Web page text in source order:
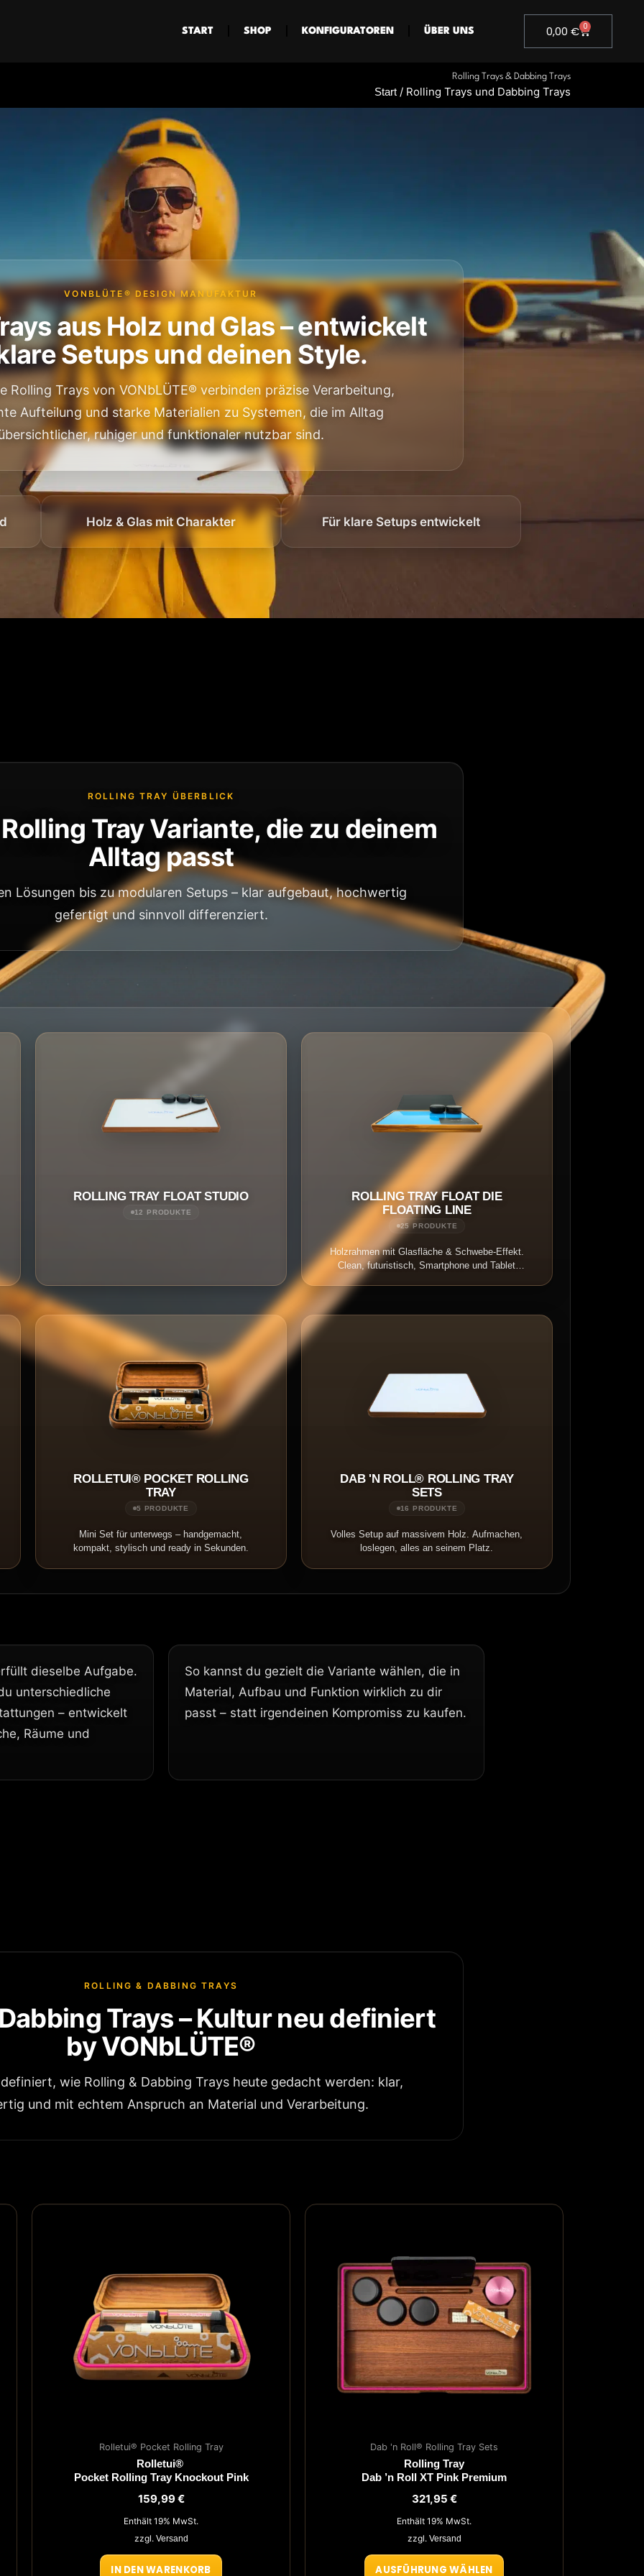
START SHOP KONFIGURATOREN ÜBER UNS 0,00€ 0
Warenkorb
Rolling Trays & Dabbing Trays
Start / Rolling Trays und Dabbing Trays
VONBLÜTE® DESIGN MANUFAKTUR
aus Holz und Glas – entwickelt
Setups und deinen Style.
Rolling Trays von VONbLÜTE® verbinden präzise Verarbeitung,
Aufteilung und starke Materialien zu Systemen, die im Alltag
ruhiger und funktionaler nutzbar sind.
Holz & Glas mit Charakter Für klare Setups entwickelt
ROLLING TRAY ÜBERBLICK
Tray Variante, die zu deinem
Alltag passt
Lösungen bis zu modularen Setups – klar aufgebaut, hochwertig
gefertigt und sinnvoll differenziert.
ROLLING TRAY FLOAT STUDIO
12 PRODUKTE
ROLLING TRAY FLOAT DIE
FLOATING LINE
25 PRODUKTE
Holzrahmen mit Glasfläche & Schwebe-Effekt.
Clean, futuristisch, Smartphone und Tablet
ROLLETUI® POCKET ROLLING
TRAY
5 PRODUKTE
Mini Set für unterwegs – handgemacht,
kompakt, stylisch und ready in Sekunden.
DAB 'N ROLL® ROLLING TRAY
SETS
16 PRODUKTE
Volles Setup auf massivem Holz. Aufmachen,
loslegen, alles an seinem Platz.
dieselbe Aufgabe.
unterschiedliche
– entwickelt
Räume und
So kannst du gezielt die Variante wählen, die in
Material, Aufbau und Funktion wirklich zu dir
passt – statt irgendeinen Kompromiss zu kaufen.
ROLLING & DABBING TRAYS
Trays – Kultur neu definiert
by VONbLÜTE®
wie Rolling & Dabbing Trays heute gedacht werden: klar,
und mit echtem Anspruch an Material und Verarbeitung.
Rolletui® Pocket Rolling Tray
Rolletui®
Pocket Rolling Tray Knockout Pink
159,99€
Enthält 19% MwSt.
zzgl. Versand
IN DEN WARENKORB
Dab 'n Roll® Rolling Tray Sets
Rolling Tray
Dab ’n Roll XT Pink Premium
321,95 €
Enthält 19% MwSt.
zzgl. Versand
AUSFÜHRUNG WÄHLEN
mehrere
Varianten
auf.
Die
Optionen
können
auf
der